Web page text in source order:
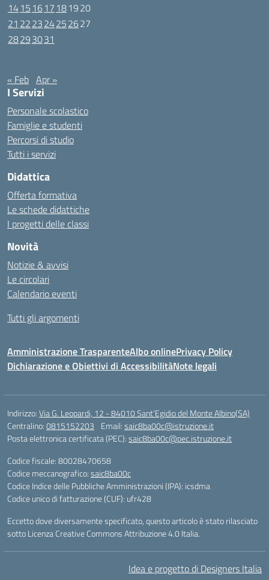
1415 1617 181920
21 222324252627
28293031
« Feb Apr »
I Servizi
Personale scolastico
Famiglie e studenti
Percorsi di studio
Tutti i servizi
Didattica
Offerta formativa
Le schede didattiche
I progetti delle classi
Novità
Notizie & avvisi
Le circolari
Calendario eventi
Tutti gli argomenti
Amministrazione TrasparenteAlbo onlinePrivacy Policy
Dichiarazione e Obiettivi di AccessibilitàNote legali
Indirizzo:Via G. Leopardi, 12 - 84010 Sant’Egidio del Monte Albino(SA)
Centralino:0815152203 Email:saic8ba00c@istruzione.it
Posta elettronica certificata (PEC):saic8ba00c@pec.istruzione.it
Codice fiscale: 80028470658
Codice meccanografico:saic8ba00c
Codice Indice delle Pubbliche Amministrazioni (IPA): icsdma
Codice unico di fatturazione (CUF): ufr428
Eccetto dove diversamente specificato, questo articolo è stato rilasciato
sotto Licenza Creative Commons Attribuzione 4.0 Italia.
Idea e progetto di Designers Italia